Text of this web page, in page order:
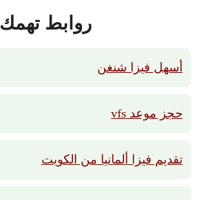
روابط تهمك
أسهل فيزا شنغن
حجز موعد vfs
تقديم فيزا ألمانيا من الكويت